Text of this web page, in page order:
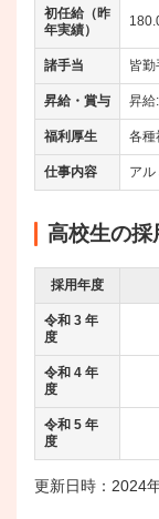
初任給（昨
年実績）
諸手当 皆
昇給・賞与 昇
福利厚生 各種
仕事内容 ア
高校生の採
採用年度
令和 3 年
度
令和 4 年
度
令和 5 年
度
更新日時：2024